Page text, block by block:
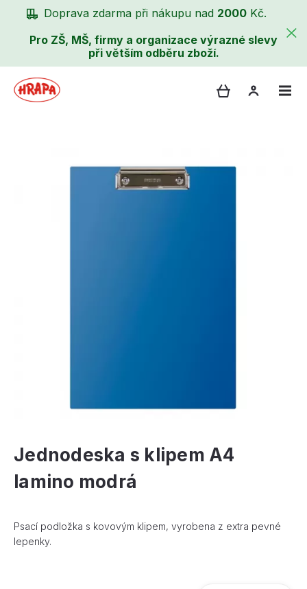
Doprava zdarma při nákupu nad 2000 Kč.
Pro ZŠ, MŠ, firmy a organizace výrazné slevy
při větším odběru zboží.
Jednodeska s klipem A4
lamino modrá
Psací podložka s kovovým klipem, vyrobena z extra pevné
lepenky.